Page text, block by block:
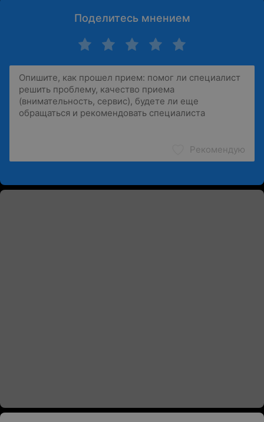
Поделитесь мнением
Рекомендую